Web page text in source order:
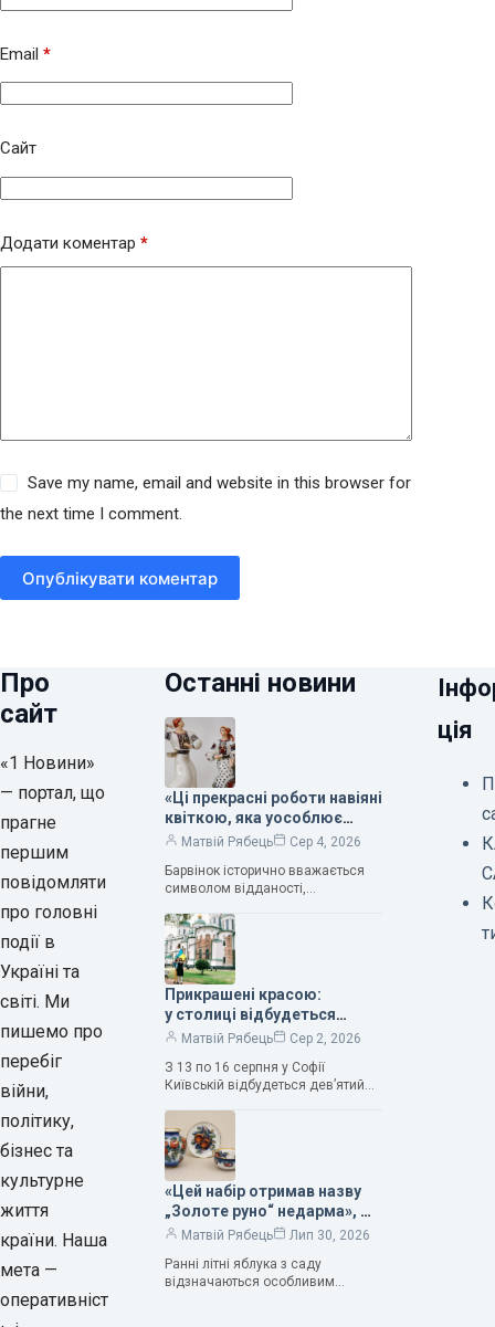
Email *
Сайт
Додати коментар *
Save my name, email and website in this browser for
the next time I comment.
Опублікувати коментар
Про
сайт
«1 Новини»
— портал, що
прагне
першим
повідомляти
про головні
події в
Україні та
світі. Ми
пишемо про
перебіг
війни,
політику,
бізнес та
культурне
життя
країни. Наша
мета —
оперативніст
Останні новини
«Ці прекрасні роботи навіяні
квіткою, яка уособлює
нескінченне кохання», —
Людмила Карпінська-
Романюк
Матвій Рябець
Сер 4, 2026
Барвінок історично вважається
символом відданості,
та тривалого подружнього союзу.
Саме тому ця рослина надихала і
продовжує надихати митців на
Прикрашені красою:
у столиці відбудеться
дев’ятий фестиваль
Матвій Рябець
Сер 2, 2026
З 13 по 16 серпня у Софії
Київській відбудеться дев’ятий
мистецтв Bouquet Kyiv Stage. Ця
подія традиційно…
«Цей набір отримав назву
„Золоте руно“ недарма», —
колекціонерка Людмила
Матвій Рябець
Лип 30, 2026
Ранні літні яблука з саду
відзначаються особливим
ція